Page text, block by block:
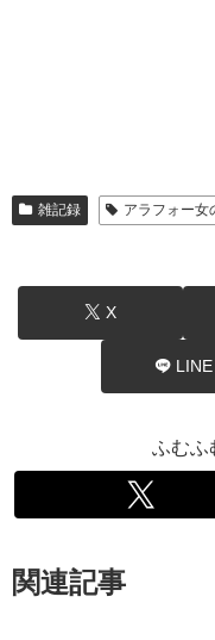
雑記録 アラフォー女
X
LINE
ふむふ
関連記事